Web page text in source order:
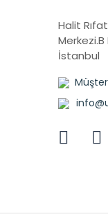
Halit
Merkezi.B
İstanbul